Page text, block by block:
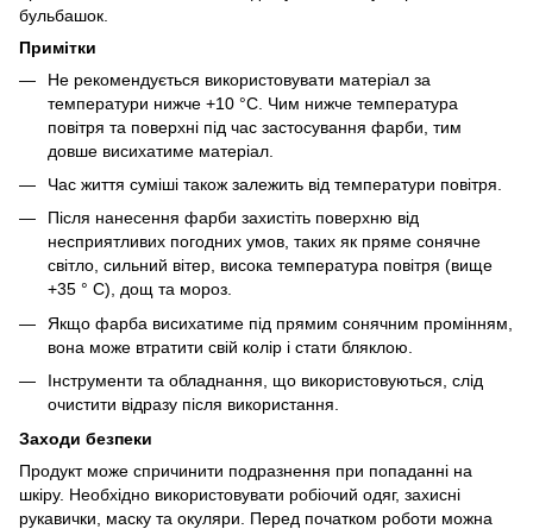
бульбашок.
Примітки
Не рекомендується використовувати матеріал за
температури нижче +10 °C. Чим нижче температура
повітря та поверхні під час застосування фарби, тим
довше висихатиме матеріал.
Час життя суміші також залежить від температури повітря.
Після нанесення фарби захистіть поверхню від
несприятливих погодних умов, таких як пряме сонячне
світло, сильний вітер, висока температура повітря (вище
+35 ° C), дощ та мороз.
Якщо фарба висихатиме під прямим сонячним промінням,
вона може втратити свій колір і стати бляклою.
Інструменти та обладнання, що використовуються, слід
очистити відразу після використання.
Заходи безпеки
Продукт може спричинити подразнення при попаданні на
шкіру. Необхідно використовувати робіочий одяг, захисні
рукавички, маску та окуляри. Перед початком роботи можна